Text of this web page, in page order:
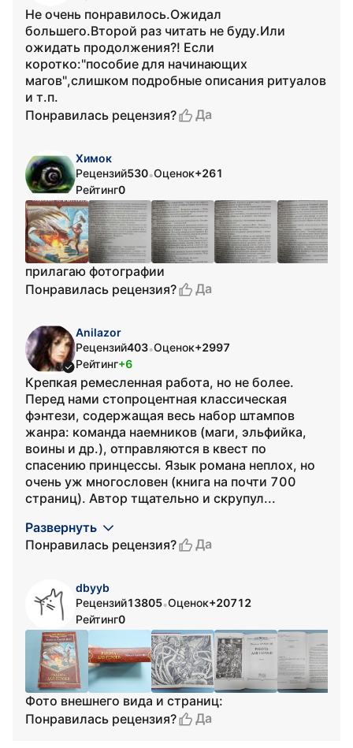
Не очень понравилось.Ожидал
большего.Второй раз читать не буду.Или
ожидать продолжения?! Если
коротко:"пособие для начинающих
магов",слишком подробные описания ритуалов
и т.п.
Понравилась рецензия?
Да
Химок
Рецензий530•Оценок+261
Рейтинг0
прилагаю фотографии
Понравилась рецензия?
Да
Anilazor
Рецензий403•Оценок+2997
Рейтинг+6
Крепкая ремесленная работа, но не более.
Перед нами стопроцентная классическая
фэнтези, содержащая весь набор штампов
жанра: команда наемников (маги, эльфийка,
воины и др.), отправляются в квест по
спасению принцессы. Язык романа неплох, но
очень уж многословен (книга на почти 700
страниц). Автор тщательно и скрупул...
Развернуть
Понравилась рецензия?
Да
dbyyb
Рецензий13805•Оценок+20712
Рейтинг0
Фото внешнего вида и страниц:
Понравилась рецензия?
Да